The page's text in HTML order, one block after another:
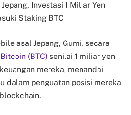
Investasi 1 Miliar Yen
Staking BTC
asal Jepang, Gumi, secara
Bitcoin (BTC) senilai 1 miliar yen
mereka, menandai
dalam penguatan posisi mereka